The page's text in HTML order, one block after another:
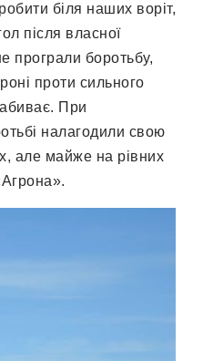
біля наших воріт,
після власної
програли боротьбу,
проти сильного
При
налагодили свою
але майже на рівних